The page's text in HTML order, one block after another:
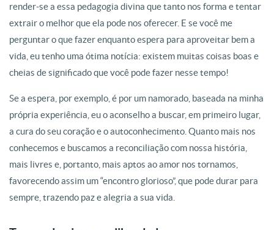
render-se a essa pedagogia divina que tanto nos forma e tentar
extrair o melhor que ela pode nos oferecer. E se você me
perguntar o que fazer enquanto espera para aproveitar bem a
vida, eu tenho uma ótima notícia: existem muitas coisas boas e
cheias de significado que você pode fazer nesse tempo!
Se a espera, por exemplo, é por um namorado, baseada na minha
própria experiência, eu o aconselho a buscar, em primeiro lugar,
a cura do seu coração e o autoconhecimento. Quanto mais nos
conhecemos e buscamos a reconciliação com nossa história,
mais livres e, portanto, mais aptos ao amor nos tornamos,
favorecendo assim um “encontro glorioso”, que pode durar para
sempre, trazendo paz e alegria a sua vida.